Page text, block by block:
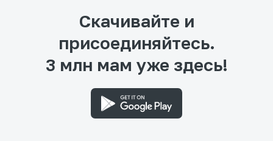
Скачивайте и
присоединяйтесь.
3 млн мам уже здесь!